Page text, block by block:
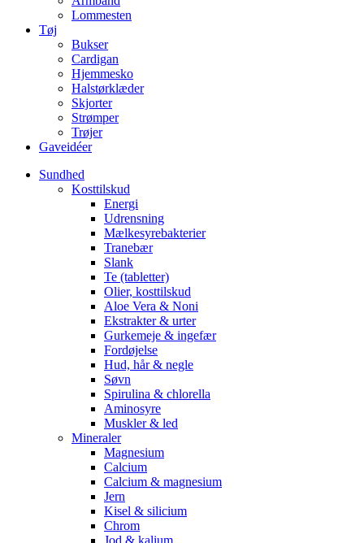
Lommesten
Tøj
Bukser
Cardigan
Hjemmesko
Halstørklæder
Skjorter
Strømper
Trøjer
Gaveidéer
Sundhed
Kosttilskud
Energi
Udrensning
Mælkesyrebakterier
Tranebær
Slank
Te (tabletter)
Olier, kosttilskud
Aloe Vera & Noni
Ekstrakter & urter
Gurkemeje & ingefær
Fordøjelse
Hud, hår & negle
Søvn
Spirulina & chlorella
Aminosyre
Muskler & led
Mineraler
Magnesium
Calcium
Calcium & magnesium
Jern
Kisel & silicium
Chrom